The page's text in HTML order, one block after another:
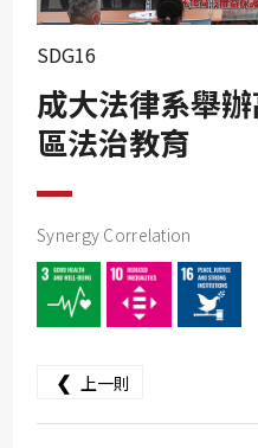
SDG16
成大法律系舉
區法治教育
Synergy Correlation
❮ 上一則